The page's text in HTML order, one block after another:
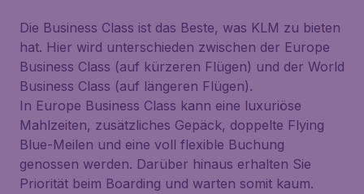
Die Business Class ist das Beste, was KLM zu bieten
hat. Hier wird unterschieden zwischen der Europe
Business Class (auf kürzeren Flügen) und der World
Business Class (auf längeren Flügen).
In Europe Business Class kann eine luxuriöse
Mahlzeiten, zusätzliches Gepäck, doppelte Flying
Blue-Meilen und eine voll flexible Buchung
genossen werden. Darüber hinaus erhalten Sie
Priorität beim Boarding und warten somit kaum.